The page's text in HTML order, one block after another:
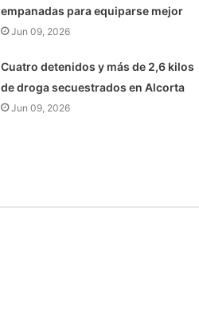
empanadas para equiparse mejor
Jun 09, 2026
Cuatro detenidos y más de 2,6 kilos
de droga secuestrados en Alcorta
Jun 09, 2026